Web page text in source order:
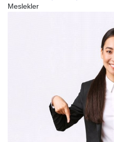
Meslekler